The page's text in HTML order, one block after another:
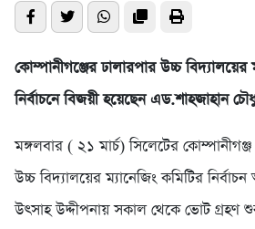
কোম্পানীগঞ্জের ঢালারপার উচ্চ বিদ্যালয়ের
নির্বাচনে বিজয়ী হয়েছেন এড.শাহজাহান
মঙ্গলবার ( ২১ মার্চ) সিলেটের
উচ্চ বিদ্যালয়ের ম্যানেজিং কমিটির
উৎসাহ উদ্দীপনায় সকাল থেকে ভোট গ্রহণ